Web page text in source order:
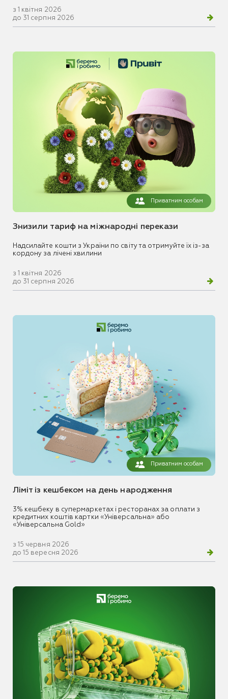
з 1 квітня 2026
до 31 серпня 2026
Приватним особам
Знизили тариф на міжнародні перекази
Надсилайте кошти з України по світу та отримуйте їх із-за
кордону за лічені хвилини
з 1 квітня 2026
до 31 серпня 2026
Приватним особам
Ліміт із кешбеком на день народження
3% кешбеку в супермаркетах і ресторанах за оплати з
кредитних коштів картки «Універсальна» або
«Універсальна Gold»
з 15 червня 2026
до 15 вересня 2026